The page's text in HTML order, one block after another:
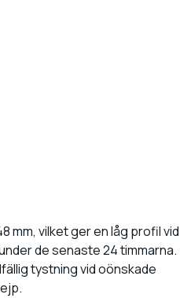
mm, vilket ger en låg profil vid
de senaste 24 timmarna.
tystning vid oönskade